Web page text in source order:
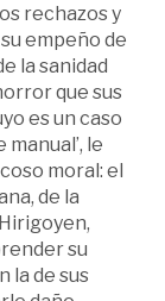
rechazos y
empeño de
la sanidad
que sus
es un caso
le
moral: el
de la
su
la de sus